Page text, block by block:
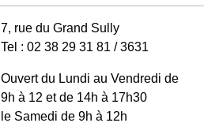
7, rue du Grand Sully
Tel : 02 38 29 31 81 / 3631
Ouvert du Lundi au Vendredi de
9h à 12 et de 14h à 17h30
le Samedi de 9h à 12h